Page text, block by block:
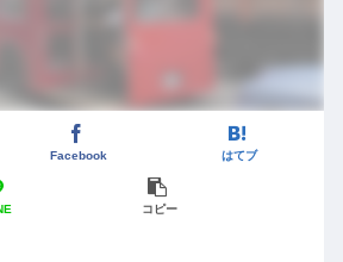
Facebook はてブ
コピー